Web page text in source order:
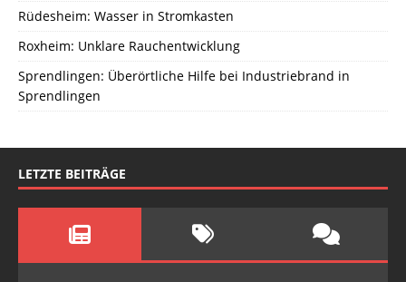
Rüdesheim: Wasser in Stromkasten
Roxheim: Unklare Rauchentwicklung
Sprendlingen: Überörtliche Hilfe bei Industriebrand in
Sprendlingen
LETZTE BEITRÄGE